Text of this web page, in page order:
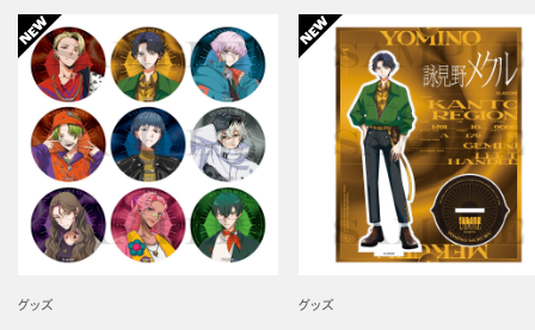
グッズ グッズ